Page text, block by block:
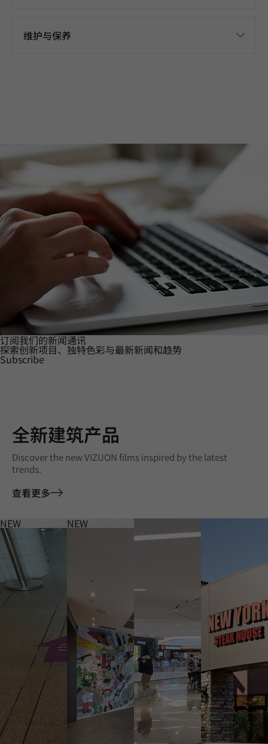
维护与保养
订阅我们的新闻通讯
探索创新项目、独特色彩与最新新闻和趋势
Subscribe
全新建筑产品
Discover the new VIZUON films inspired by the latest
trends.
查看更多
NEW NEW